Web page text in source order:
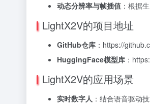
动态分辨率与帧插值 ：根据
LightX2V的项目地址
GitHub仓库 ：https://
HuggingFace模型库 ：
LightX2V的应用场景
实时数字人 ：结合语音驱动